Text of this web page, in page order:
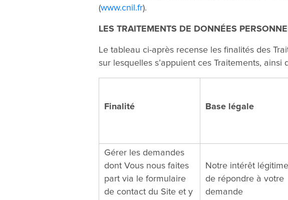
(www.cnil.fr).
LES TRAITEMENTS DE DONNÉES
Le tableau ci-après recense les finalités des
sur lesquelles s’appuient ces Traitements,
Finalité Base légale
Gérer les demandes
dont Vous nous faites
part via le formulaire
de contact du Site et y
Notre intérêt légitime
de répondre à votre
demande